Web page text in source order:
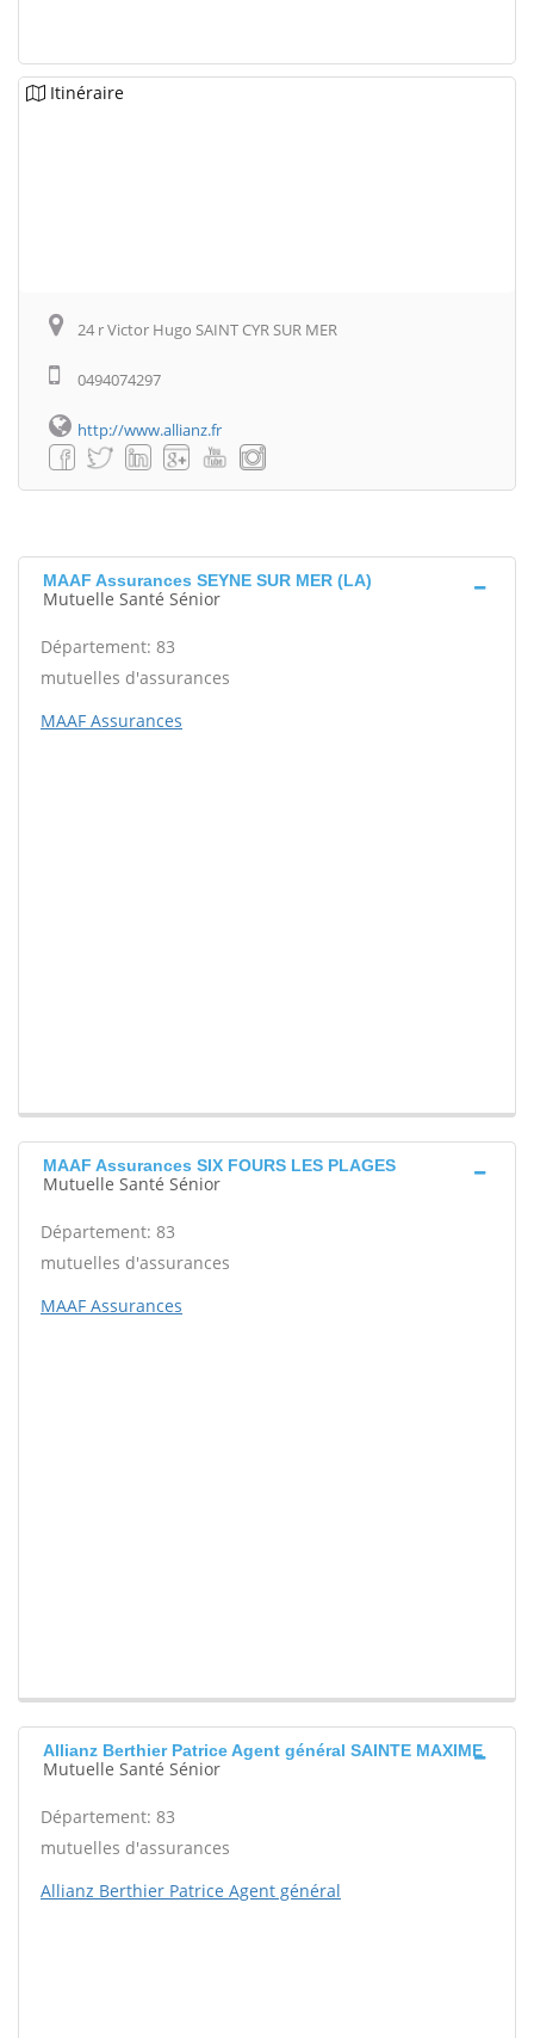
Itinéraire
24 r Victor Hugo SAINT CYR SUR MER
0494074297
http://www.allianz.fr
MAAF Assurances SEYNE SUR MER (LA)
Mutuelle Santé Sénior
Département: 83
mutuelles d'assurances
MAAF Assurances
MAAF Assurances SIX FOURS LES PLAGES
Mutuelle Santé Sénior
Département: 83
mutuelles d'assurances
MAAF Assurances
Allianz Berthier Patrice Agent général SAINTE MAXIME
Mutuelle Santé Sénior
Département: 83
mutuelles d'assurances
Allianz Berthier Patrice Agent général